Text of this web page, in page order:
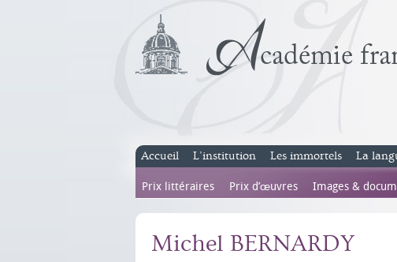
Accueil L’institution Les immortels La
Prix littéraires Prix d’œuvres Images &
Michel BERNARDY